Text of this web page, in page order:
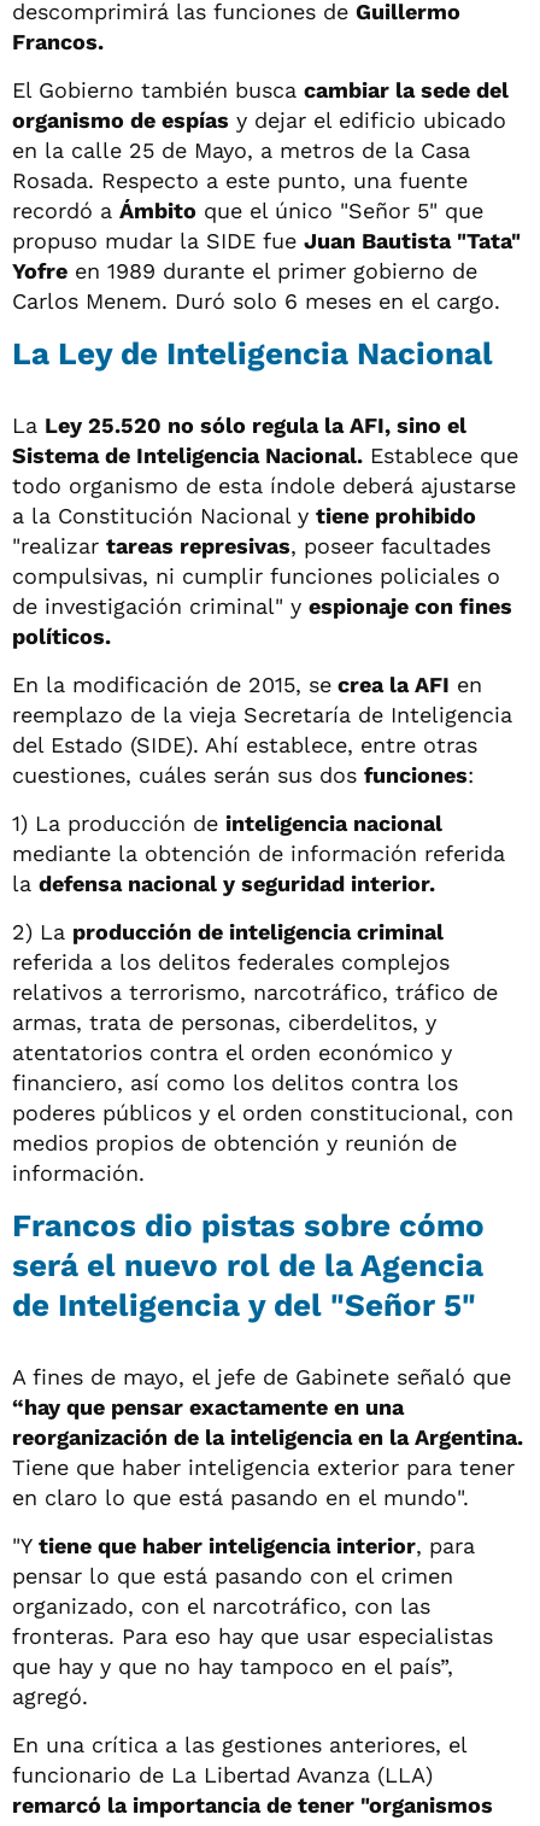
descomprimirá las funciones de Guillermo
Francos.
El Gobierno también busca cambiar la sede del
organismo de espías y dejar el edificio ubicado
en la calle 25 de Mayo, a metros de la Casa
Rosada. Respecto a este punto, una fuente
recordó a Ámbito que el único "Señor 5" que
propuso mudar la SIDE fue Juan Bautista "Tata"
Yofre en 1989 durante el primer gobierno de
Carlos Menem. Duró solo 6 meses en el cargo.
La Ley de Inteligencia Nacional
La Ley 25.520 no sólo regula la AFI, sino el
Sistema de Inteligencia Nacional. Establece que
todo organismo de esta índole deberá ajustarse
a la Constitución Nacional y tiene prohibido
"realizar tareas represivas, poseer facultades
compulsivas, ni cumplir funciones policiales o
de investigación criminal" y espionaje con fines
políticos.
En la modificación de 2015, se crea la AFI en
reemplazo de la vieja Secretaría de Inteligencia
del Estado (SIDE). Ahí establece, entre otras
cuestiones, cuáles serán sus dos funciones:
1) La producción de inteligencia nacional
mediante la obtención de información referida
la defensa nacional y seguridad interior.
2) La producción de inteligencia criminal
referida a los delitos federales complejos
relativos a terrorismo, narcotráfico, tráfico de
armas, trata de personas, ciberdelitos, y
atentatorios contra el orden económico y
financiero, así como los delitos contra los
poderes públicos y el orden constitucional, con
medios propios de obtención y reunión de
información.
Francos dio pistas sobre cómo
será el nuevo rol de la Agencia
de Inteligencia y del "Señor 5"
A fines de mayo, el jefe de Gabinete señaló que
“hay que pensar exactamente en una
reorganización de la inteligencia en la Argentina.
Tiene que haber inteligencia exterior para tener
en claro lo que está pasando en el mundo".
"Y tiene que haber inteligencia interior, para
pensar lo que está pasando con el crimen
organizado, con el narcotráfico, con las
fronteras. Para eso hay que usar especialistas
que hay y que no hay tampoco en el país”,
agregó.
En una crítica a las gestiones anteriores, el
funcionario de La Libertad Avanza (LLA)
remarcó la importancia de tener "organismos